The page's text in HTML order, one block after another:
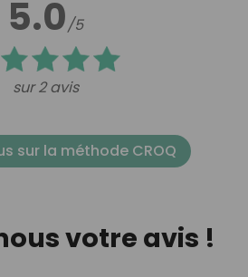
5.0/5
sur 2 avis
sur la méthode CROQ
votre avis !